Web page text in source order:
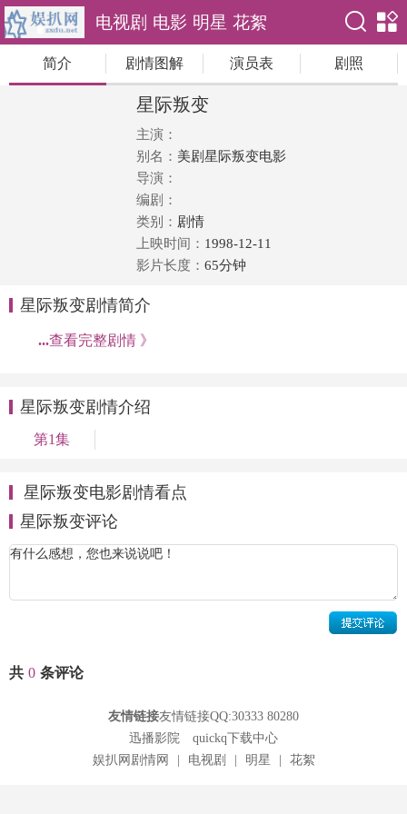
电视剧 电影 明星 花絮
简介 剧情图解 演员表 剧照
星际叛变
主演：
别名： 美剧星际叛变电影
导演：
编剧：
类别： 剧情
上映时间： 1998-12-11
影片长度： 65分钟
星际叛变剧情简介
...查看完整剧情 》
星际叛变剧情介绍
第1集
星际叛变电影剧情看点
星际叛变评论
共 0 条评论
友情链接友情链接QQ:30333 80280
迅播影院
quickq下载中心
娱扒网剧情网
电视剧 明星 花絮